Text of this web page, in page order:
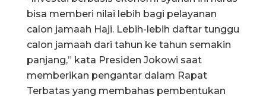
bisa memberi nilai lebih bagi pelayanan
calon jamaah Haji. Lebih-lebih daftar tunggu
calon jamaah dari tahun ke tahun semakin
panjang,” kata Presiden Jokowi saat
memberikan pengantar dalam Rapat
Terbatas yang membahas pembentukan